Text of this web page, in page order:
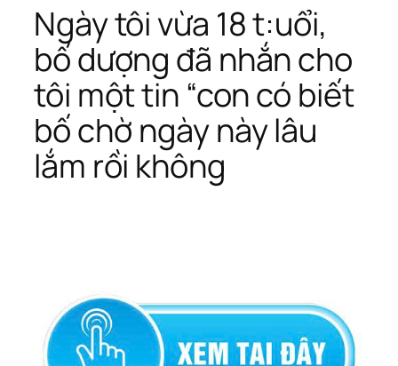
Ngày tôi vừa 18 t:uổi,
bố dượng đã nhắn cho
tôi một tin “con có biết
bố chờ ngày này lâu
lắm rồi không